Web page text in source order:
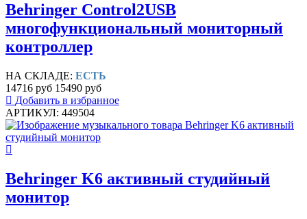
Behringer Control2USB
многофункциональный мониторный
контроллер
НА СКЛАДЕ: ЕСТЬ
14716 руб 15490 руб
Добавить в избранное
АРТИКУЛ: 449504
Behringer K6 активный студийный
монитор